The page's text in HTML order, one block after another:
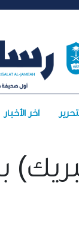
آخر الأخبار